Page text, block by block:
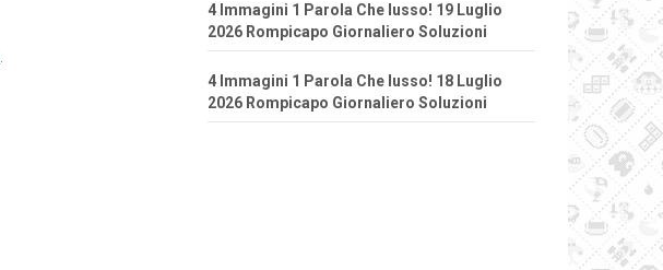
4 Immagini 1 Parola Che lusso! 19 Luglio
2026 Rompicapo Giornaliero Soluzioni
4 Immagini 1 Parola Che lusso! 18 Luglio
2026 Rompicapo Giornaliero Soluzioni